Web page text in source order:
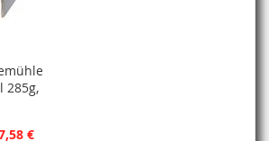
285g,
€